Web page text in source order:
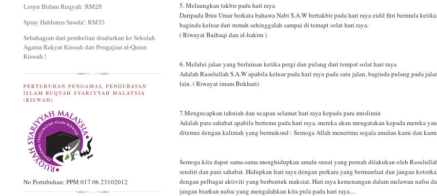
5. Melaungkan takbir pada hari raya
Daripada Ibnu Umar berkata bahawa Nabi S.A.W bertakbir pada hari raya eidil fitri bermula ketika
baginda keluar dari rumah sehinggalah sampai di temapt solat hari raya.
( Riwayat Baihaqi dan al-hakim )
6. Melalui jalan yang berlainan ketika pergi dan pulang dari tempat solat hari raya
Adalah Rasulullah S.A.W apabila keluar pada hari raya pada satu jalan, baginda pulang pada
lain. ( Riwayat imam Bukhari)
7.Mengucapkan tahniah dan ucapan selamat hari raya kepada para muslimin
Adalah para sahabat apabila bertemu pada hari raya, mereka akan mengatakan kepada mereka
ditemui dengan kalimah yang bermaksud : Semoga Allah menerima segala amalan kami dan
Semoga kita dapat sama-sama menghidupkan amaln sunat yang pernah dilakukan oleh
sendiri dan para sahabat. Hidupkan hari raya dengan perkara yang bermanfaat dan jangan
dengan pelbagai aktiviti yang berbentuk maksiat. Hari raya kemenangan dalam melawan nafsu
jangan biarkan nafsu yang mengalahkan kita pula pada hari raya....
Losyn Bidara Ruqyah: RM28
Spray Habbatus Sawda': RM35
Sebahagian dari pembelian disalurkan ke Sekolah
Agama Rakyat Kiswah dan Pengajian al-Quran
Kiswah.!
PERTUBUHAN PENGAMAL PENGUBATAN
ISLAM RUQYAH SYARIYYAH MALAYSIA
(KISWAH)
No Pertubuhan: PPM 017 06 23102012